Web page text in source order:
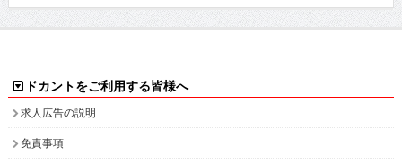
ドカントをご利用する皆様へ
求人広告の説明
免責事項